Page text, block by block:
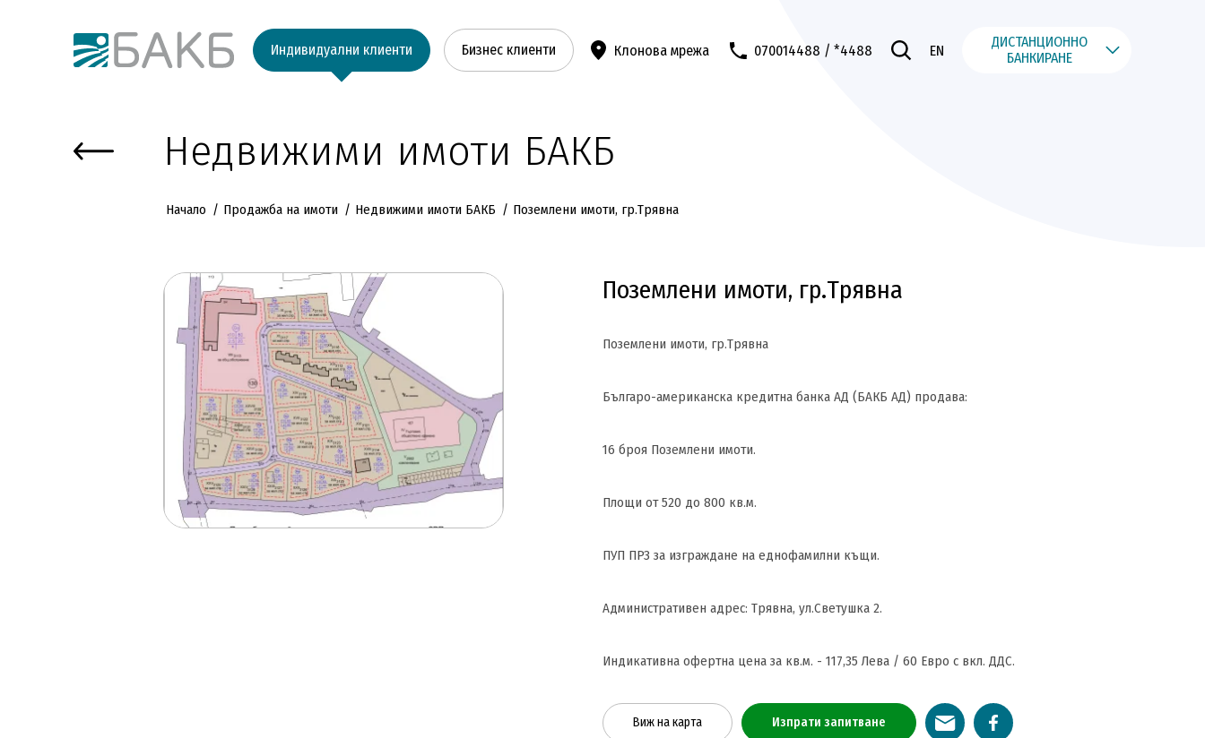
Индивидуални клиенти Бизнес клиенти Клонова мрежа 070014488 / *4488 EN
ДИСТАНЦИОННО
БАНКИРАНЕ
Недвижими имоти БАКБ
Начало Продажба на имоти Недвижими имоти БАКБ Поземлени имоти, гр.Трявна
Поземлени имоти, гр.Трявна
Поземлени имоти, гр.Трявна
Българо-американска кредитна банка АД (БАКБ АД) продава:
16 броя Поземлени имоти.
Площи от 520 до 800 кв.м.
ПУП ПРЗ за изграждане на еднофамилни къщи.
Административен адрес: Трявна, ул.Светушка 2.
Индикативна офертна цена за кв.м. - 117,35 Лева / 60 Евро с вкл. ДДС.
Виж на карта Изпрати запитване